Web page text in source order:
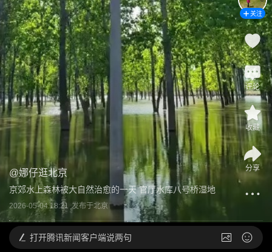
@娜仔逛北京
京郊水上森林被大自然治愈的一天 官厅水库八号桥湿地
2026-05-04 18:21 发布于北京
关注
评论
收藏
分享
打开腾讯新闻客户端说两句